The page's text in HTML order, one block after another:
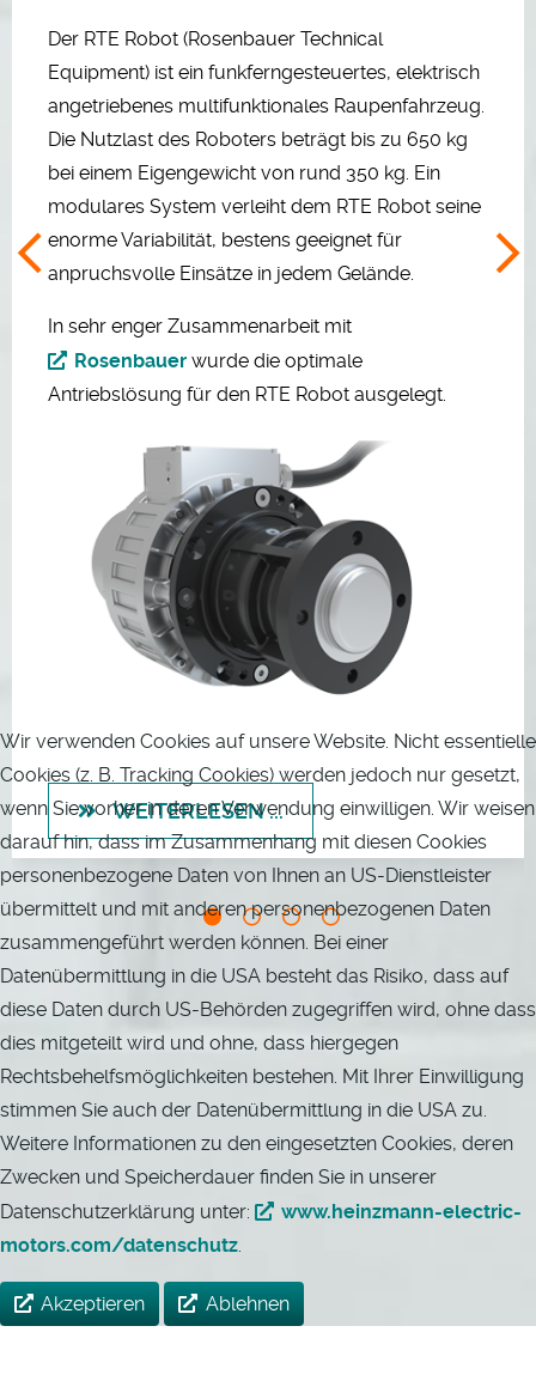
Der RTE Robot (Rosenbauer Technical
Equipment) ist ein funkferngesteuertes, elektrisch
angetriebenes multifunktionales Raupenfahrzeug.
Die Nutzlast des Roboters beträgt bis zu 650 kg
bei einem Eigengewicht von rund 350 kg. Ein
modulares System verleiht dem RTE Robot seine
enorme Variabilität, bestens geeignet für
anpruchsvolle Einsätze in jedem Gelände.
In sehr enger Zusammenarbeit mit
Rosenbauer wurde die optimale
Antriebslösung für den RTE Robot ausgelegt.
WEITERLESEN ...
Wir verwenden Cookies auf unsere Website. Nicht essentielle
Cookies (z. B. Tracking Cookies) werden jedoch nur gesetzt,
wenn Sie vorher in deren Verwendung einwilligen. Wir weisen
darauf hin, dass im Zusammenhang mit diesen Cookies
personenbezogene Daten von Ihnen an US-Dienstleister
übermittelt und mit anderen personenbezogenen Daten
zusammengeführt werden können. Bei einer
Datenübermittlung in die USA besteht das Risiko, dass auf
diese Daten durch US-Behörden zugegriffen wird, ohne dass
dies mitgeteilt wird und ohne, dass hiergegen
Rechtsbehelfsmöglichkeiten bestehen. Mit Ihrer Einwilligung
stimmen Sie auch der Datenübermittlung in die USA zu.
Weitere Informationen zu den eingesetzten Cookies, deren
Zwecken und Speicherdauer finden Sie in unserer
Datenschutzerklärung unter:
www.heinzmann-electric-
motors.com/datenschutz.
Akzeptieren Ablehnen